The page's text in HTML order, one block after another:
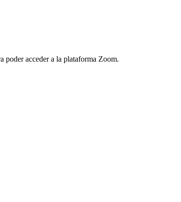
poder acceder a la plataforma Zoom.